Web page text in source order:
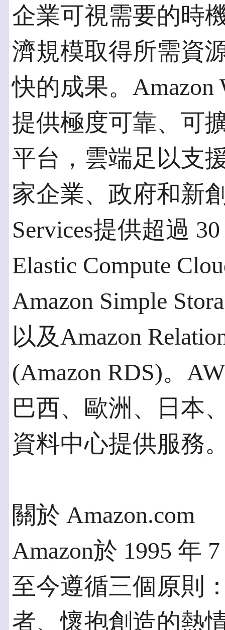
企業可視需要的時
濟規模取得所需資
快的成果。Amazon
提供極度可靠、可
平台，雲端足以支
家企業、政府和新
Services提供超過
Elastic Compute
Amazon Simple
以及Amazon
(Amazon RDS)。
巴西、歐洲、日本
資料中心提供服務
關於 Amazon.com
Amazon於 1995 年
至今遵循三個原則
者、懷抱創造的熱